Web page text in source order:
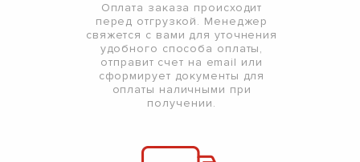
Оплата заказа происходит
перед отгрузкой. Менеджер
свяжется с вами для уточнения
удобного способа оплаты,
отправит счет на email или
сформирует документы для
оплаты наличными при
получении.